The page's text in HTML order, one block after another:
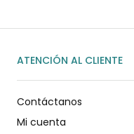
ATENCIÓN AL CLIENTE
Contáctanos
Mi cuenta